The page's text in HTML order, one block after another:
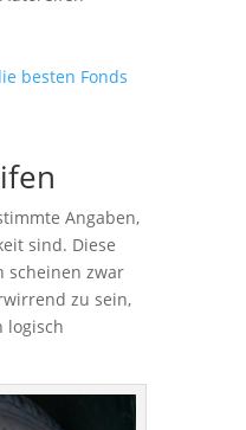
besten Fonds
Angaben,
sind. Diese
scheinen zwar
zu sein,
logisch